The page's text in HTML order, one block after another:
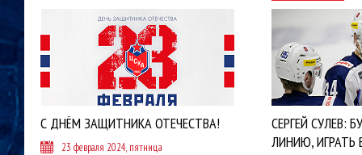
С ДНЁМ ЗАЩИТНИКА ОТЕЧЕСТВА!
23 февраля 2024, пятница
СЕРГЕЙ СУЛЕВ:
ЛИНИЮ, ИГРАТЬ